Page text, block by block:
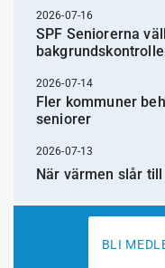
2026-07-16
SPF Seniorerna
2026-07-14
Fler kommuner
seniorer
2026-07-13
När värmen slår
BLI